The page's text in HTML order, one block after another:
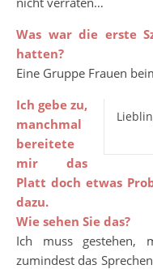
Was war die erste
hatten?
Eine Gruppe Frauen
Ich gebe zu,
manchmal
bereitete
mir das
Platt doch etwas
dazu.
Wie sehen Sie das?
Ich muss gestehen,
zumindest das